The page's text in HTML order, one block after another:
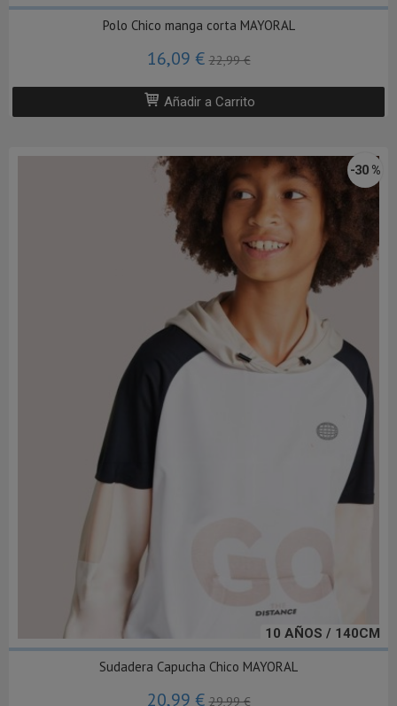
Polo Chico manga corta MAYORAL
16,09 €22,99 €
Añadir a Carrito
10 AÑOS / 140CM
-30 %
Sudadera Capucha Chico MAYORAL
20,99 €29,99 €